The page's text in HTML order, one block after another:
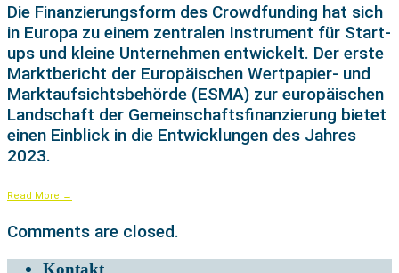
Die Finanzierungsform des Crowdfunding hat sich
in Europa zu einem zentralen Instrument für Start-
ups und kleine Unternehmen entwickelt. Der erste
Marktbericht der Europäischen Wertpapier- und
Marktaufsichtsbehörde (ESMA) zur europäischen
Landschaft der Gemeinschaftsfinanzierung bietet
einen Einblick in die Entwicklungen des Jahres
2023.
Read More →
Comments are closed.
Kontakt